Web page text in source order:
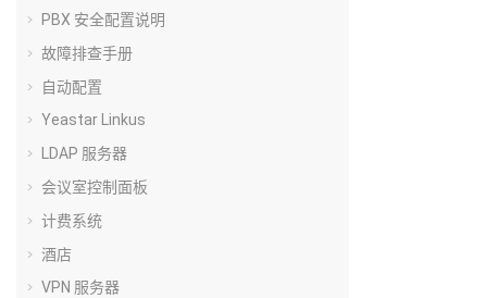
PBX 安全配置说明
故障排查手册
自动配置
Yeastar Linkus
LDAP 服务器
会议室控制面板
计费系统
酒店
VPN 服务器